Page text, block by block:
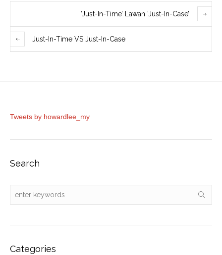
‘Just-In-Time’ Lawan ‘Just-In-Case’
Just-In-Time VS Just-In-Case
Tweets by howardlee_my
Search
Categories